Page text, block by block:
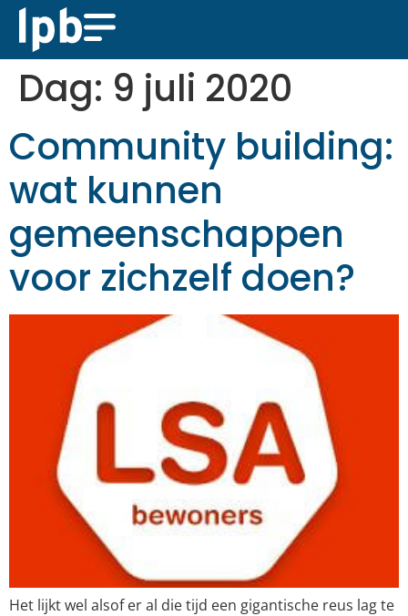
Dag: 9 juli 2020
Community building:
wat kunnen
gemeenschappen
voor zichzelf doen?
Het lijkt wel alsof er al die tijd een gigantische reus lag te